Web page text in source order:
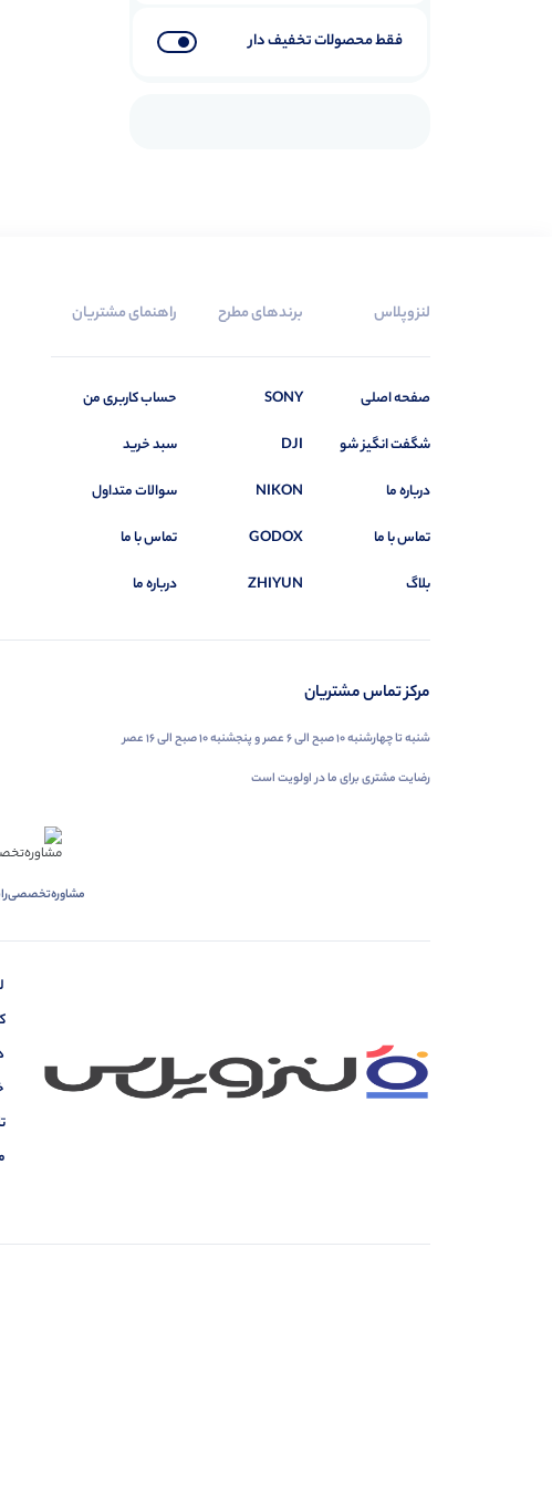
فقط محصولات تخفیف دار
لنزوپلاس
صفحه اصلی
شگفت انگیز شو
درباره ما
تماس با ما
بلاگ
برندهای مطرح
SONY
DJI
NIKON
GODOX
ZHIYUN
راهنمای مشتریان
حساب کاربری من
سبد خرید
سوالات متداول
تماس با ما
درباره ما
مرکز تماس مشتریان
شنبه تا چهارشنبه ۱۰ صبح الی ۶ عصر و پنجشنبه ۱۰ صبح الی ۱۶ عصر
رضایت مشتری برای ما در اولویت است